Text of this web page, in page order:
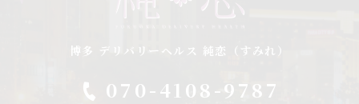
博多 デリバリーヘルス 純恋（すみれ）
070-4108-9787